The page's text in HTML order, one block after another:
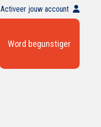
Activeer jouw account
Word begunstiger